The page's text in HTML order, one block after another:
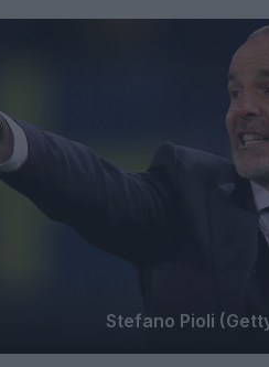
Stefano Pioli